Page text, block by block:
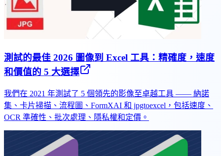
測試的最佳 2026 圖像到 Excel 工具：精確度，速度
和價值的 5 大選擇
我們在 2021 年測試了 5 個領先的影像至卓越工具 —— 納諾
集、卡片掃描、流程圖、FormXAI 和 jpgtoexcel，包括速度、
OCR 準確性、批次處理、隱私權和定價。